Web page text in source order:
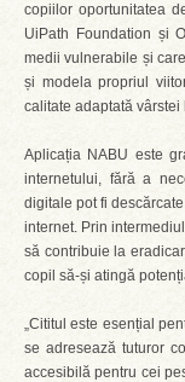
copiilor oportunitatea
UiPath Foundation și
medii vulnerabile și
și modela propriul
calitate adaptată vârstei
Aplicația NABU este
internetului, fără a
digitale pot fi
internet. Prin
să contribuie la
copil să-și atingă
„Cititul este esențial
se adresează tuturor
accesibilă pentru cei